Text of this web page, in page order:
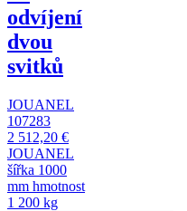
odvíjení
dvou
svitků
JOUANEL
107283
2 512,20 €
JOUANEL
šířka 1000
mm hmotnost
1 200 kg